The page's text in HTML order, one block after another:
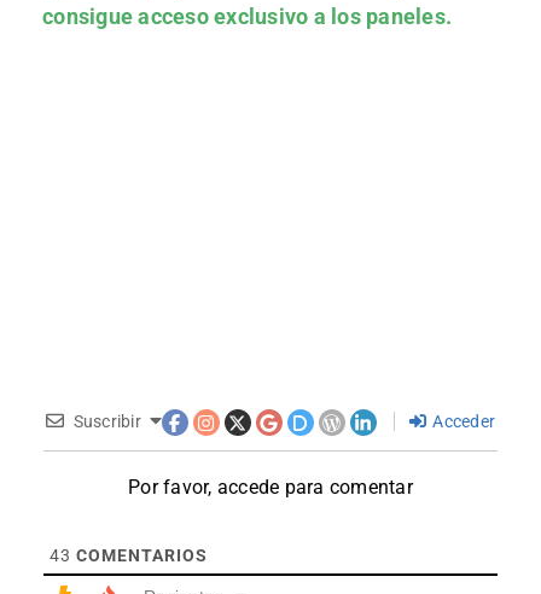
consigue acceso exclusivo a los paneles.
Suscribir Acceder
Por favor, accede para comentar
43 COMENTARIOS